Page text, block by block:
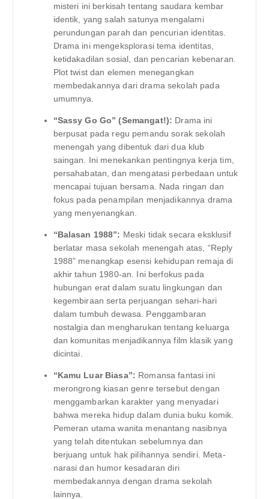
misteri ini berkisah tentang saudara kembar
identik, yang salah satunya mengalami
perundungan parah dan pencurian identitas.
Drama ini mengeksplorasi tema identitas,
ketidakadilan sosial, dan pencarian kebenaran.
Plot twist dan elemen menegangkan
membedakannya dari drama sekolah pada
umumnya.
“Sassy Go Go” (Semangat!): Drama ini
berpusat pada regu pemandu sorak sekolah
menengah yang dibentuk dari dua klub
saingan. Ini menekankan pentingnya kerja tim,
persahabatan, dan mengatasi perbedaan untuk
mencapai tujuan bersama. Nada ringan dan
fokus pada penampilan menjadikannya drama
yang menyenangkan.
“Balasan 1988”: Meski tidak secara eksklusif
berlatar masa sekolah menengah atas, “Reply
1988” menangkap esensi kehidupan remaja di
akhir tahun 1980-an. Ini berfokus pada
hubungan erat dalam suatu lingkungan dan
kegembiraan serta perjuangan sehari-hari
dalam tumbuh dewasa. Penggambaran
nostalgia dan mengharukan tentang keluarga
dan komunitas menjadikannya film klasik yang
dicintai.
“Kamu Luar Biasa”: Romansa fantasi ini
merongrong kiasan genre tersebut dengan
menggambarkan karakter yang menyadari
bahwa mereka hidup dalam dunia buku komik.
Pemeran utama wanita menantang nasibnya
yang telah ditentukan sebelumnya dan
berjuang untuk hak pilihannya sendiri. Meta-
narasi dan humor kesadaran diri
membedakannya dengan drama sekolah
lainnya.